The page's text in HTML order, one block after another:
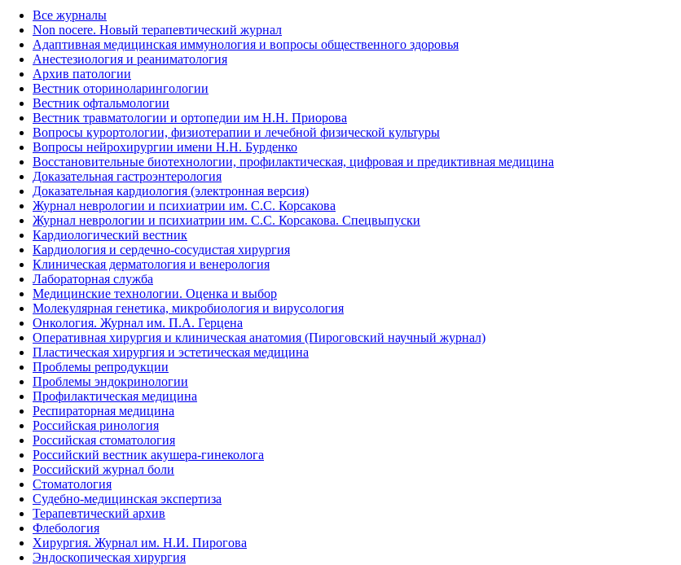
Все журналы
Non nocere. Новый терапевтический журнал
Адаптивная медицинская иммунология и вопросы общественного здоровья
Анестезиология и реаниматология
Архив патологии
Вестник оториноларингологии
Вестник офтальмологии
Вестник травматологии и ортопедии им Н.Н. Приорова
Вопросы курортологии, физиотерапии и лечебной физической культуры
Вопросы нейрохирургии имени Н.Н. Бурденко
Восстановительные биотехнологии, профилактическая, цифровая и предиктивная медицина
Доказательная гастроэнтерология
Доказательная кардиология (электронная версия)
Журнал неврологии и психиатрии им. С.С. Корсакова
Журнал неврологии и психиатрии им. С.С. Корсакова. Спецвыпуски
Кардиологический вестник
Кардиология и сердечно-сосудистая хирургия
Клиническая дерматология и венерология
Лабораторная служба
Медицинские технологии. Оценка и выбор
Молекулярная генетика, микробиология и вирусология
Онкология. Журнал им. П.А. Герцена
Оперативная хирургия и клиническая анатомия (Пироговский научный журнал)
Пластическая хирургия и эстетическая медицина
Проблемы репродукции
Проблемы эндокринологии
Профилактическая медицина
Респираторная медицина
Российская ринология
Российская стоматология
Российский вестник акушера-гинеколога
Российский журнал боли
Стоматология
Судебно-медицинская экспертиза
Терапевтический архив
Флебология
Хирургия. Журнал им. Н.И. Пирогова
Эндоскопическая хирургия